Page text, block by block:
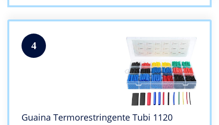
4
Guaina Termorestringente Tubi 1120